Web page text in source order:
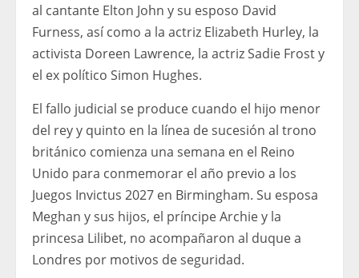
al cantante Elton John y su esposo David
Furness, así como a la actriz Elizabeth Hurley, la
activista Doreen Lawrence, la actriz Sadie Frost y
el ex político Simon Hughes.
El fallo judicial se produce cuando el hijo menor
del rey y quinto en la línea de sucesión al trono
británico comienza una semana en el Reino
Unido para conmemorar el año previo a los
Juegos Invictus 2027 en Birmingham. Su esposa
Meghan y sus hijos, el príncipe Archie y la
princesa Lilibet, no acompañaron al duque a
Londres por motivos de seguridad.